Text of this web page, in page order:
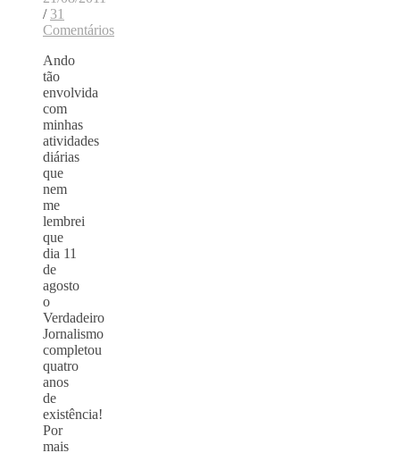
/ 31
Comentários
Ando
tão
envolvida
com
minhas
atividades
diárias
que
nem
me
lembrei
que
dia 11
de
agosto
o
Verdadeiro
Jornalismo
completou
quatro
anos
de
existência!
Por
mais